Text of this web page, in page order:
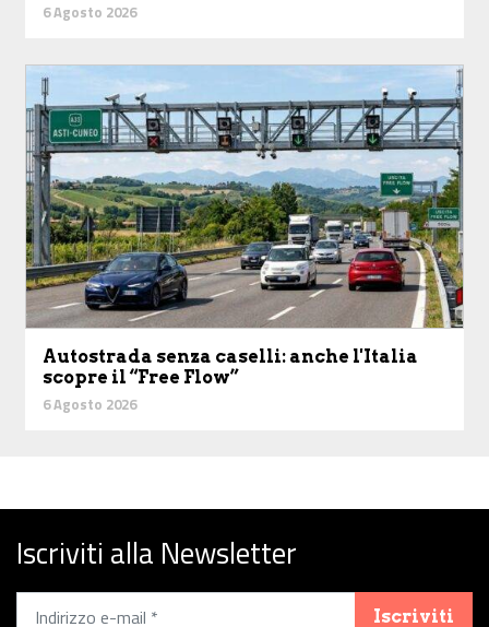
6 Agosto 2026
Autostrada senza caselli: anche l'Italia
scopre il “Free Flow”
6 Agosto 2026
Iscriviti alla Newsletter
Iscriviti